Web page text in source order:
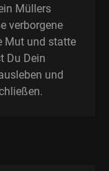
Müllers
verborgene
Mut und statte
Du Dein
und